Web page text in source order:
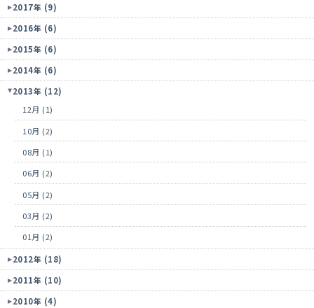
2017年 (9)
2016年 (6)
2015年 (6)
2014年 (6)
2013年 (12)
12月 (1)
10月 (2)
08月 (1)
06月 (2)
05月 (2)
03月 (2)
01月 (2)
2012年 (18)
2011年 (10)
2010年 (4)